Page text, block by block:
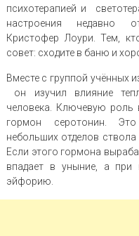
психотерапией и
настроения недавно
Кристофер Лоури. Тем,
совет: сходите в баню и
Вместе с группой учённых
он изучил влияние
человека. Ключевую роль
гормон серотонин.
небольших отделов
Если этого гормона
впадает в уныние, а при
эйфорию.